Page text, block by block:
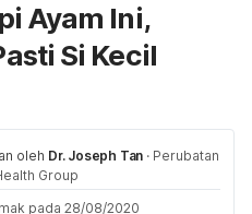
Ayam Ini,
Si Kecil
oleh Dr. Joseph Tan · Perubatan
Group
pada 28/08/2020